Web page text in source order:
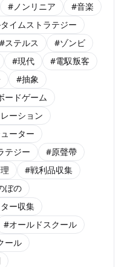
#ノンリニア
#音楽
イムストラテジー
#ステルス
#ゾンビ
#現代
#電馭叛客
#抽象
ードゲーム
ーション
ーター
テジー
#原聲帶
#戦利品収集
ぼの
ー収集
#オールドスクール
ール